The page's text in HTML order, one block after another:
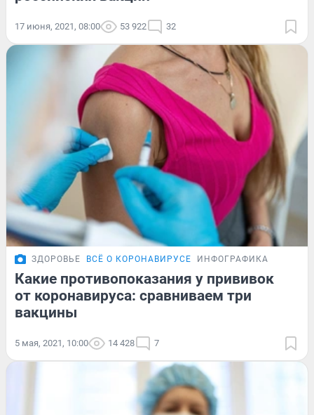
17 июня, 2021, 08:00 53 922 32
ЗДОРОВЬЕ ВСЁ О КОРОНАВИРУСЕ ИНФОГРАФИКА
Какие противопоказания у прививок
от коронавируса: сравниваем три
вакцины
5 мая, 2021, 10:00 14 428 7